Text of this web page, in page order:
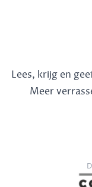
Lees, krijg en
Meer